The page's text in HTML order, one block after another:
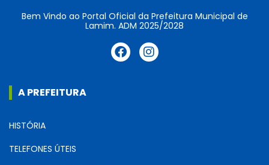
Bem Vindo ao Portal Oficial da Prefeitura Municipal de
Lamim. ADM 2025/2028
A PREFEITURA
HISTÓRIA
TELEFONES ÚTEIS